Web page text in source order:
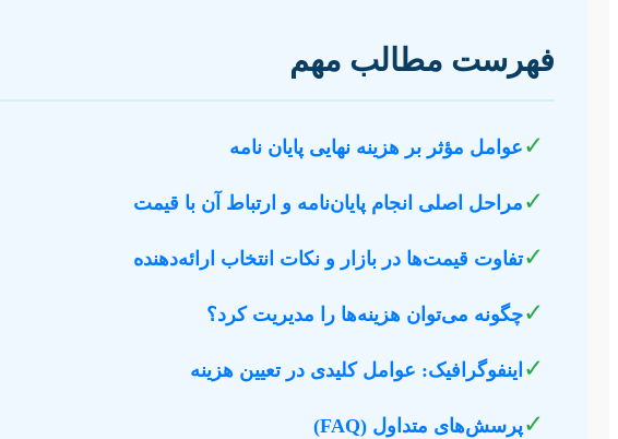
فهرست مطالب مهم
✓ عوامل مؤثر بر هزینه نهایی پایان نامه
✓ مراحل اصلی انجام پایان‌نامه و ارتباط آن با قیمت
✓تفاوت قیمت‌ها در بازار و نکات انتخاب ارائه‌دهنده
✓چگونه می‌توان هزینه‌ها را مدیریت کرد؟
✓ اینفوگرافیک: عوامل کلیدی در تعیین هزینه
✓پرسش‌های متداول (FAQ)